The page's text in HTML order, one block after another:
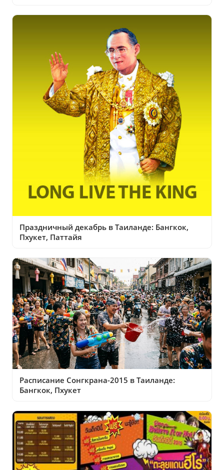
Праздничный декабрь в Таиланде: Бангкок,
Пхукет, Паттайя
Расписание Сонгкрана-2015 в Таиланде:
Бангкок, Пхукет